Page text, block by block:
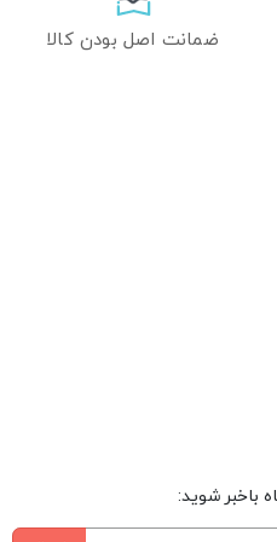
ضمانت اصل بودن کالا
باخبر شوید: